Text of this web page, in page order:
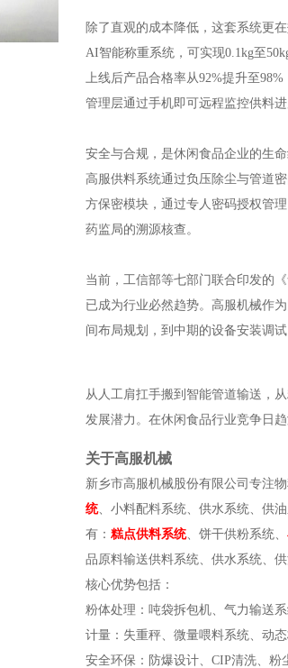
除了直观的成本降低，这套系统更
AI智能称重系统，可实现0.1kg至
上线后产品合格率从92%提升至
管理层通过手机即可远程监控供料
安全与合规，是休闲食品企业的生
高服供料系统通过负压除尘与管道
方保密模块，通过专人密码授权管
药监局的溯源核查。
当前，工信部等七部门联合印发的
已成为行业必然趋势。高服机械作
间布局规划，到中期的设备安装调
从人工肩扛手搬到智能管道输送，
发展潜力。在休闲食品行业竞争日
关于高服机械
新乡市高服机械股份有限公司专注
统、小料配料系统、供水系统、供
有： 糕点供料系统、饼干供粉系统、
品原料输送供料系统、供水系统、供
核心优势包括：
粉体处理：吨袋拆包机、气力输送系
计量：失重秤、微量喂料系统、动态
安全环保：防爆设计、CIP清洗、粉